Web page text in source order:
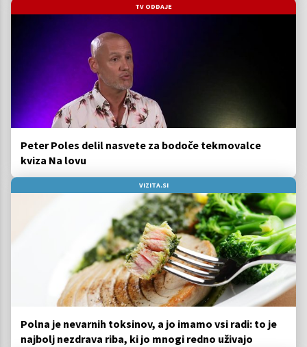
TV ODDAJE
Peter Poles delil nasvete za bodoče tekmovalce
kviza Na lovu
VIZITA.SI
Polna je nevarnih toksinov, a jo imamo vsi radi: to je
najbolj nezdrava riba, ki jo mnogi redno uživajo